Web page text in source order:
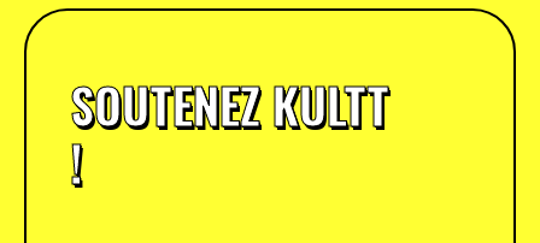
SOUTENEZ KULTT
!